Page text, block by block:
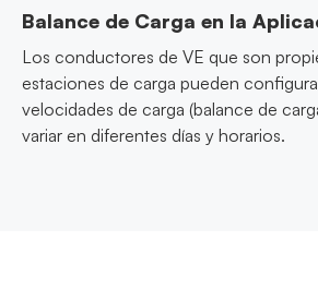
Balance de Carga en la
Los conductores de VE que son
estaciones de carga pueden
velocidades de carga (balance de
variar en diferentes días y horarios.